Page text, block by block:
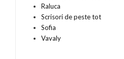
Raluca
Scrisori de peste tot
Sofia
Vavaly